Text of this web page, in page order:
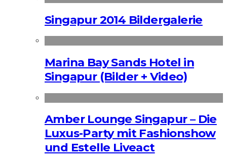
Singapur 2014 Bildergalerie
Marina Bay Sands Hotel in
Singapur (Bilder + Video)
Amber Lounge Singapur – Die
Luxus-Party mit Fashionshow
und Estelle Liveact